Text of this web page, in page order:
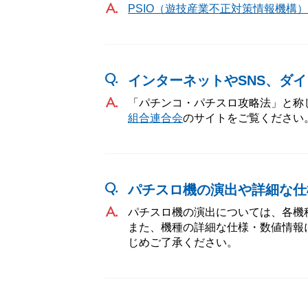
PSIO（遊技産業不正対策情報機構）
インターネットやSNS、ダ
「パチンコ・パチスロ攻略法」と
組合連合会のサイトをご覧ください
パチスロ機の演出や詳細な
パチスロ機の演出については、各
また、機種の詳細な仕様・数値情
じめご了承ください。